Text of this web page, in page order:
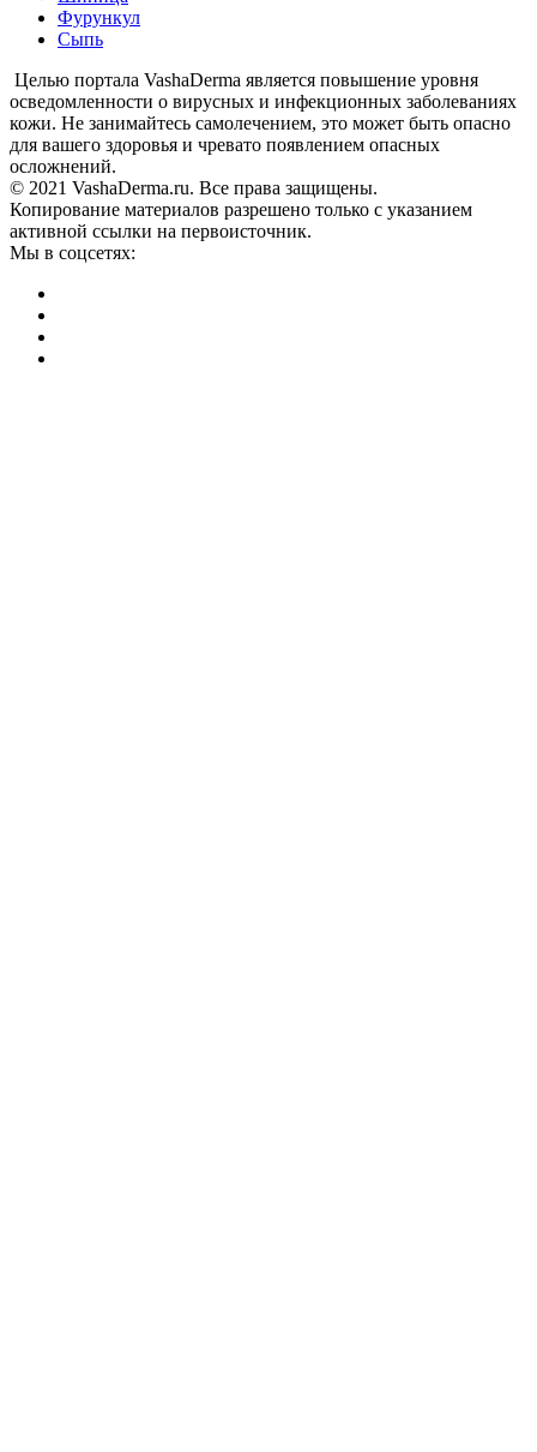
Фурункул
Сыпь
Целью портала VashaDerma является повышение уровня
осведомленности о вирусных и инфекционных заболеваниях
кожи. Не занимайтесь самолечением, это может быть опасно
для вашего здоровья и чревато появлением опасных
осложнений.
© 2021 VashaDerma.ru. Все права защищены.
Копирование материалов разрешено только с указанием
активной ссылки на первоисточник.
Мы в соцсетях: